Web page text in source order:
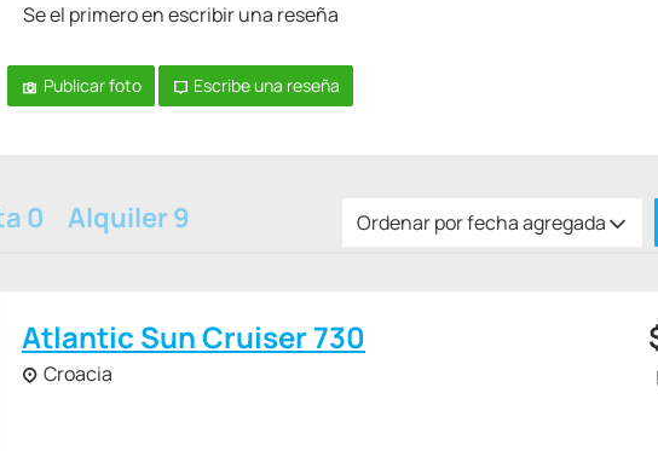
Se el primero en escribir una reseña
Publicar foto Escribe una reseña
0 Alquiler 9 Ordenar por fecha agregada
Atlantic Sun Cruiser 730
Croacia